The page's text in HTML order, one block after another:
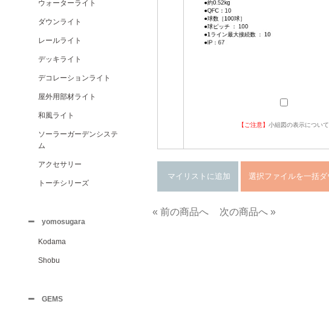
ウォーターライト
ダウンライト
レールライト
デッキライト
デコレーションライト
屋外用部材ライト
和風ライト
ソーラーガーデンシステ
ム
アクセサリー
トーチシリーズ
yomosugara
Kodama
Shobu
GEMS
【ご注意】小組図の表示について
« 前の商品へ 次の商品へ »